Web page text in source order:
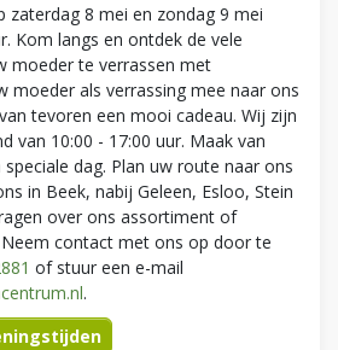
zaterdag 8 mei en zondag 9 mei
Kom langs en ontdek de vele
moeder te verrassen met
moeder als verrassing mee naar ons
tevoren een mooi cadeau. Wij zijn
van 10:00 - 17:00 uur. Maak van
dag. Plan uw route naar ons
in Beek, nabij Geleen, Esloo, Stein
over ons assortiment of
contact met ons op door te
of stuur een e-mail
.